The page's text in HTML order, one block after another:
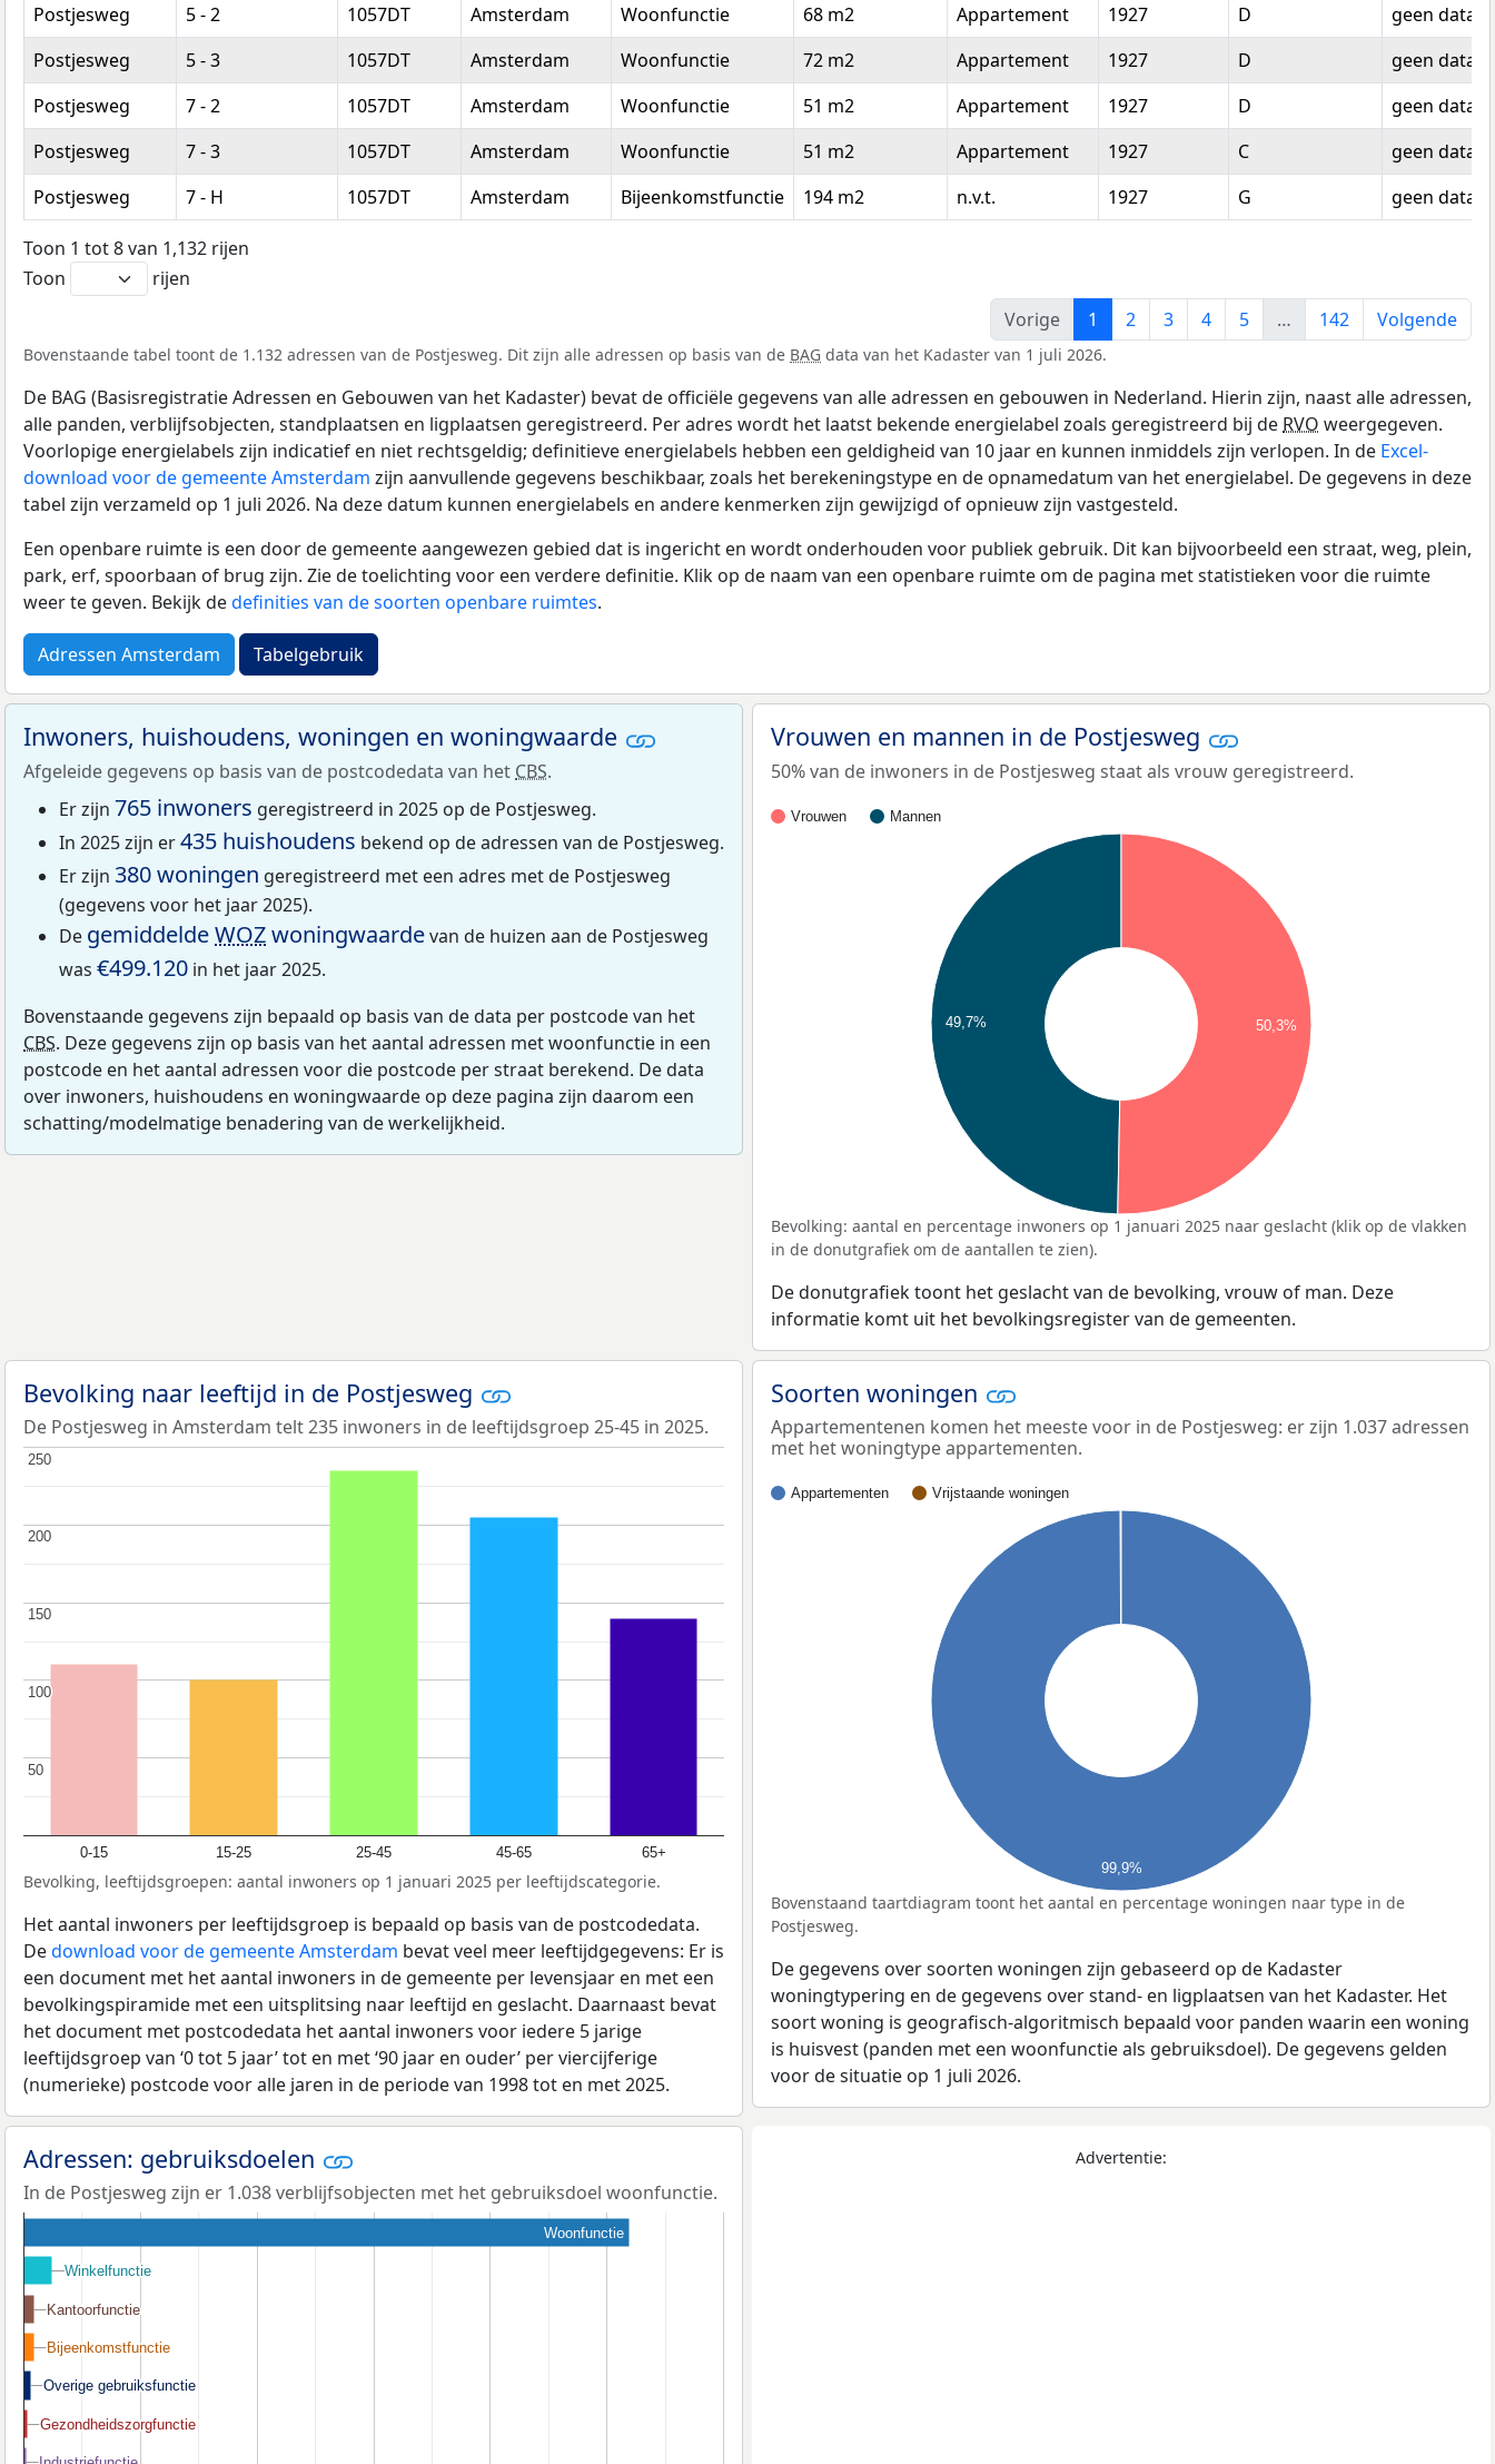
Postjesweg
5 - 2 1057DT Amsterdam Woonfunctie 68 m2 Appartement 1927 D
geen data
Postjesweg
5 - 3 1057DT Amsterdam Woonfunctie 72 m2 Appartement 1927 D
geen data
Postjesweg
7 - 2 1057DT Amsterdam Woonfunctie 51 m2 Appartement 1927 D
geen data
Postjesweg
7 - 3 1057DT Amsterdam Woonfunctie 51 m2 Appartement 1927 C
geen data
Postjesweg
7 - H 1057DT Amsterdam Bijeenkomstfunctie 194 m2 n.v.t. 1927 G geen data
Toon 1 tot 8 van 1,132 rijen
Toon
rijen
Vorige
1 2 3 4 5 … 142 Volgende
Bovenstaande tabel toont de 1.132 adressen van de Postjesweg. Dit zijn alle adressen op basis van de BAG data van het Kadaster van 1 juli 2026.
De BAG (Basisregistratie Adressen en Gebouwen van het Kadaster) bevat de officiële gegevens van alle adressen en gebouwen in Nederland. Hierin zijn, naast alle adressen,
alle panden, verblijfsobjecten, standplaatsen en ligplaatsen geregistreerd. Per adres wordt het laatst bekende energielabel zoals geregistreerd bij de RVO weergegeven.
Voorlopige energielabels zijn indicatief en niet rechtsgeldig; definitieve energielabels hebben een geldigheid van 10 jaar en kunnen inmiddels zijn verlopen. In de Excel-
download voor de gemeente Amsterdam zijn aanvullende gegevens beschikbaar, zoals het berekeningstype en de opnamedatum van het energielabel. De gegevens in deze
tabel zijn verzameld op 1 juli 2026. Na deze datum kunnen energielabels en andere kenmerken zijn gewijzigd of opnieuw zijn vastgesteld.
Een openbare ruimte is een door de gemeente aangewezen gebied dat is ingericht en wordt onderhouden voor publiek gebruik. Dit kan bijvoorbeeld een straat, weg, plein,
park, erf, spoorbaan of brug zijn. Zie de toelichting voor een verdere definitie. Klik op de naam van een openbare ruimte om de pagina met statistieken voor die ruimte
weer te geven. Bekijk dedefinities van de soorten openbare ruimtes.
Adressen Amsterdam Tabelgebruik
Inwoners, huishoudens, woningen en woningwaarde
Afgeleide gegevens op basis van de postcodedata van het CBS.
Er zijn 765 inwoners geregistreerd in 2025 op de Postjesweg.
In 2025 zijn er435 huishoudens bekend op de adressen van de Postjesweg.
Er zijn 380 woningen geregistreerd met een adres met de Postjesweg
(gegevens voor het jaar 2025).
De gemiddeldeWOZwoningwaardevan de huizen aan de Postjesweg
was €499.120 in het jaar 2025.
Bovenstaande gegevens zijn bepaald op basis van de data per postcode van het
CBS. Deze gegevens zijn op basis van het aantal adressen met woonfunctie in een
postcode en het aantal adressen voor die postcode per straat berekend. De data
over inwoners, huishoudens en woningwaarde op deze pagina zijn daarom een
schatting/modelmatige benadering van de werkelijkheid.
Vrouwen en mannen in de Postjesweg
50% van de inwoners in de Postjesweg staat als vrouw geregistreerd.
Vrouwen Mannen
49,7% 50,3%
Bevolking: aantal en percentage inwoners op 1 januari 2025 naar geslacht (klik op de vlakken
in de donutgrafiek om de aantallen te zien).
De donutgrafiek toont het geslacht van de bevolking, vrouw of man. Deze
informatie komt uit het bevolkingsregister van de gemeenten.
Bevolking naar leeftijd in de Postjesweg
De Postjesweg in Amsterdam telt 235 inwoners in de leeftijdsgroep 25-45 in 2025.
0-15 15-25 25-45 45-65 65+
50
50
100
100
150
150
200
200
250
250
Bevolking, leeftijdsgroepen: aantal inwoners op 1 januari 2025 per leeftijdscategorie.
Het aantal inwoners per leeftijdsgroep is bepaald op basis van de postcodedata.
Dedownload voor de gemeente Amsterdam bevat veel meer leeftijdgegevens: Er is
een document met het aantal inwoners in de gemeente per levensjaar en met een
bevolkingspiramide met een uitsplitsing naar leeftijd en geslacht. Daarnaast bevat
het document met postcodedata het aantal inwoners voor iedere 5 jarige
leeftijdsgroep van ‘0 tot 5 jaar’ tot en met ‘90 jaar en ouder’ per viercijferige
(numerieke) postcode voor alle jaren in de periode van 1998 tot en met 2025.
Soorten woningen
Appartementenen komen het meeste voor in de Postjesweg: er zijn 1.037 adressen
met het woningtype appartementen.
Appartementen Vrijstaande woningen
99,9%
Bovenstaand taartdiagram toont het aantal en percentage woningen naar type in de
Postjesweg.
De gegevens over soorten woningen zijn gebaseerd op de Kadaster
woningtypering en de gegevens over stand- en ligplaatsen van het Kadaster. Het
soort woning is geografisch-algoritmisch bepaald voor panden waarin een woning
is huisvest (panden met een woonfunctie als gebruiksdoel). De gegevens gelden
voor de situatie op 1 juli 2026.
Adressen: gebruiksdoelen
In de Postjesweg zijn er 1.038 verblijfsobjecten met het gebruiksdoel woonfunctie.
Woonfunctie
Winkelfunctie
Winkelfunctie
Kantoorfunctie
Kantoorfunctie
Bijeenkomstfunctie
Bijeenkomstfunctie
Overige gebruiksfunctie
Overige gebruiksfunctie
Gezondheidszorgfunctie
Gezondheidszorgfunctie
Advertentie: